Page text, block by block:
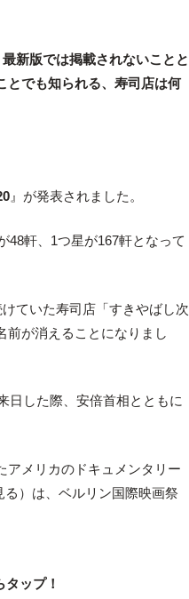
新版では掲載されないことと
とでも知られる、寿司店は何
』が発表されました。
48軒、1つ星が167軒となって
ていた寿司店「すきやばし次
前が消えることになりまし
日した際、安倍首相とともに
アメリカのドキュメンタリー
る）は、ベルリン国際映画祭
ップ！